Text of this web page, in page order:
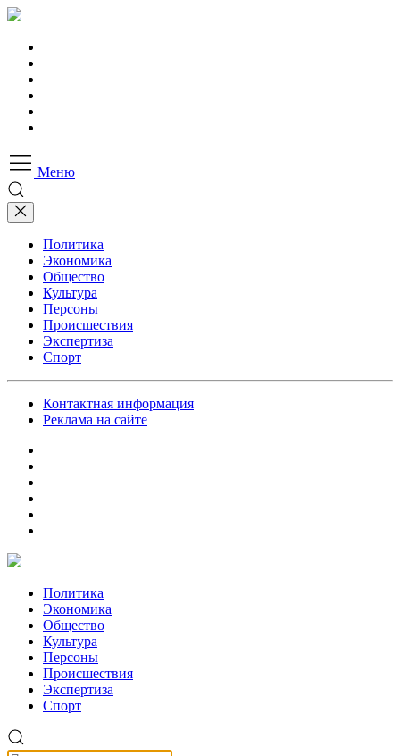
Меню
Политика
Экономика
Общество
Культура
Персоны
Происшествия
Экспертиза
Спорт
Контактная информация
Реклама на сайте
Политика
Экономика
Общество
Культура
Персоны
Происшествия
Экспертиза
Спорт